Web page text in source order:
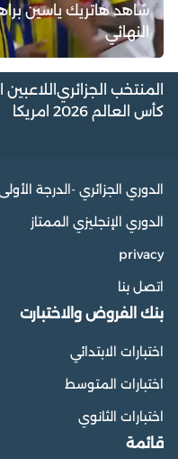
شاهد هاتريك ياسين
النهائي
المنتخب الجزائري
كأس العالم 2026 امريكا
الدوري الجزائري -الدرجة
الدوري الإنجليزي الممتاز
privacy
اتصل بنا
بنك الفروض والاختبارت
اختبارات الابتدائي
اختبارات المتوسط
اختبارات الثانوي
قائمة